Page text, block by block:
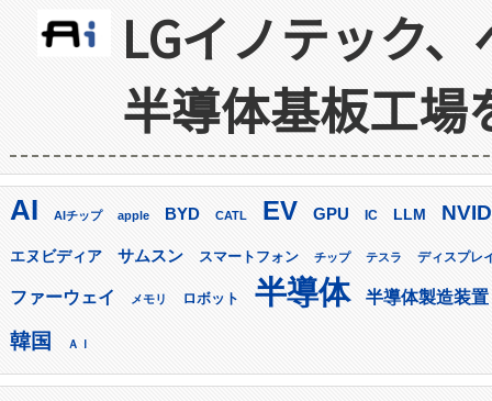
LGイノテック
半導体基板工場
AI AIチップ apple BYD CATL EV GPU IC LLM
エヌビディア サムスン スマートフォン チップ テスラ ディスプレ
ファーウェイ メモリ ロボット 半導体 半導体製造装置
韓国 ＡＩ